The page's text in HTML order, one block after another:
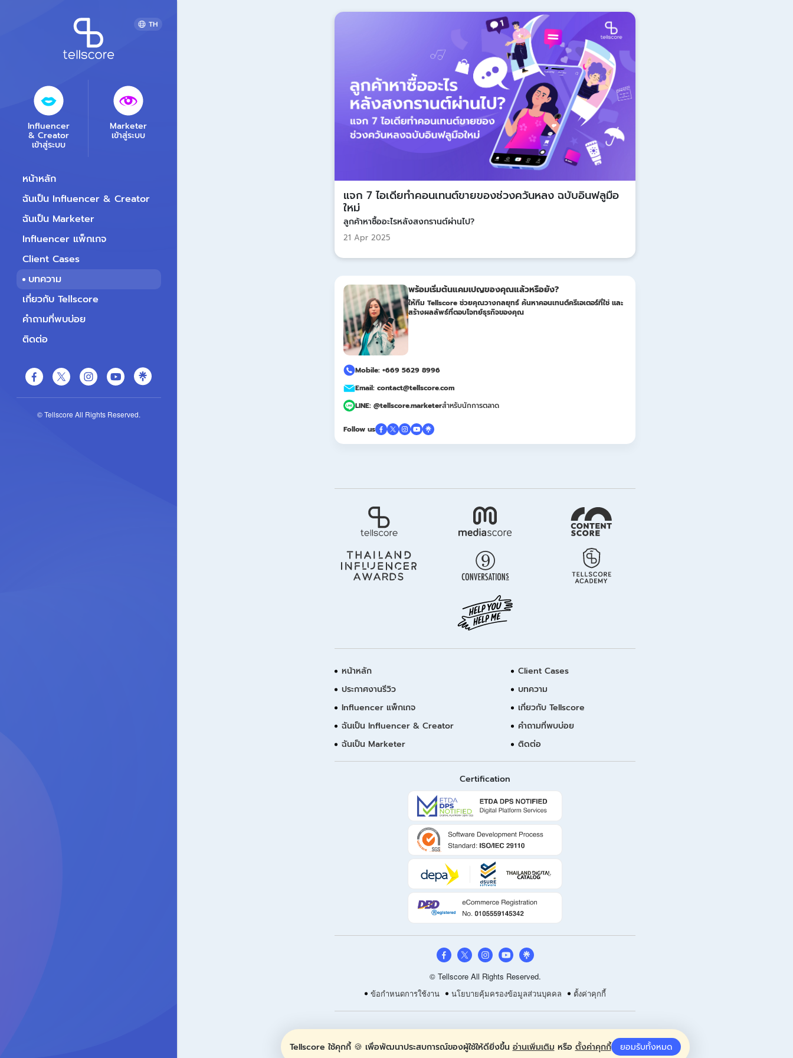
TH
Influencer
& Creator
เข้าสู่ระบบ
Marketer
เข้าสู่ระบบ
หน้าหลัก
ฉันเป็น Influencer & Creator
ฉันเป็น Marketer
Influencer แพ็กเกจ
Client Cases
บทความ
เกี่ยวกับ Tellscore
คำถามที่พบบ่อย
ติดต่อ
© Tellscore All Rights Reserved.
แจก 7 ไอเดียทำคอนเทนต์ขายของช่วงควันหลง ฉบับอินฟลูมือ
ใหม่
ลูกค้าหาซื้ออะไรหลังสงกรานต์ผ่านไป?
21 Apr 2025
พร้อมเริ่มต้นแคมเปญของคุณแล้วหรือยัง?
ให้ทีม Tellscore ช่วยคุณวางกลยุทธ์ ค้นหาคอนเทนต์ครีเอเตอร์ที่ใช่ และ
สร้างผลลัพธ์ที่ตอบโจทย์ธุรกิจของคุณ
Mobile: +669 5629 8996
Email: contact@tellscore.com
LINE: @tellscore.marketerสำหรับนักการตลาด
Follow us
หน้าหลัก
ประกาศงานรีวิว
Influencer แพ็กเกจ
ฉันเป็น Influencer & Creator
ฉันเป็น Marketer
Client Cases
บทความ
เกี่ยวกับ Tellscore
คำถามที่พบบ่อย
ติดต่อ
Certification
© Tellscore All Rights Reserved.
ข้อกำหนดการใช้งาน
นโยบายคุ้มครองข้อมูลส่วนบุคคล ตั้งค่าคุกกี้
Tellscore ใช้คุกกี้ 🍪 เพื่อพัฒนาประสบการณ์ของผู้ใช้ให้ดียิ่งขึ้น อ่านเพิ่มเติม หรือ ตั้งค่าคุกกี้ ยอมรับทั้งหมด